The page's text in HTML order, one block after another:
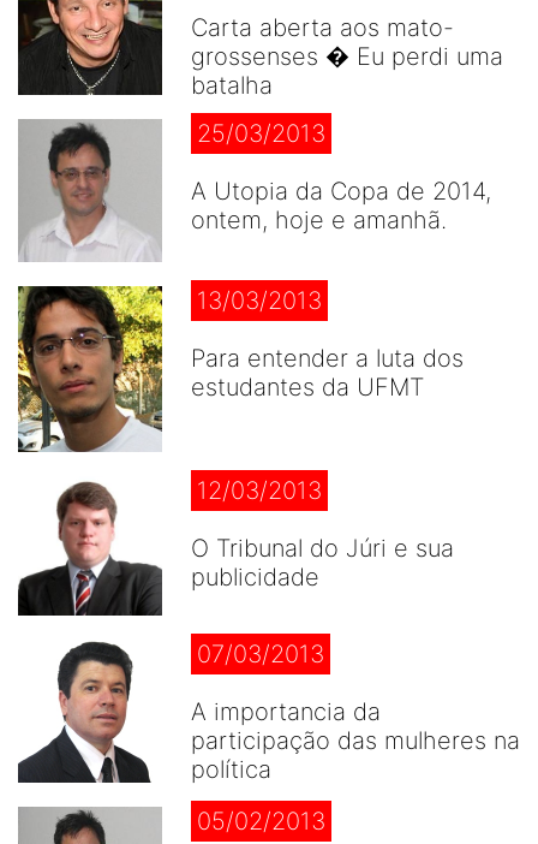
Carta aberta aos mato-
grossenses � Eu perdi uma
batalha
25/03/2013
A Utopia da Copa de 2014,
ontem, hoje e amanhã.
13/03/2013
Para entender a luta dos
estudantes da UFMT
12/03/2013
O Tribunal do Júri e sua
publicidade
07/03/2013
A importancia da
participação das mulheres na
política
05/02/2013